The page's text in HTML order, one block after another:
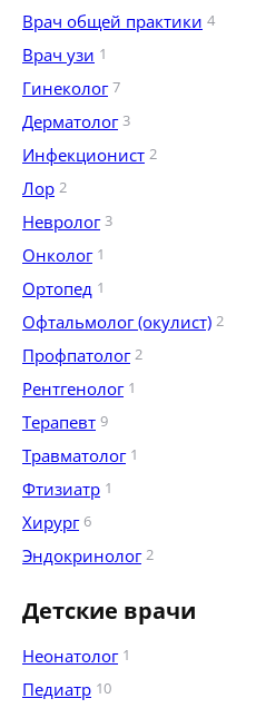
Врач общей практики 4
Врач узи 1
Гинеколог 7
Дерматолог 3
Инфекционист 2
Лор 2
Невролог 3
Онколог 1
Ортопед 1
Офтальмолог (окулист) 2
Профпатолог 2
Рентгенолог 1
Терапевт 9
Травматолог 1
Фтизиатр 1
Хирург 6
Эндокринолог 2
Детские врачи
Неонатолог 1
Педиатр 10